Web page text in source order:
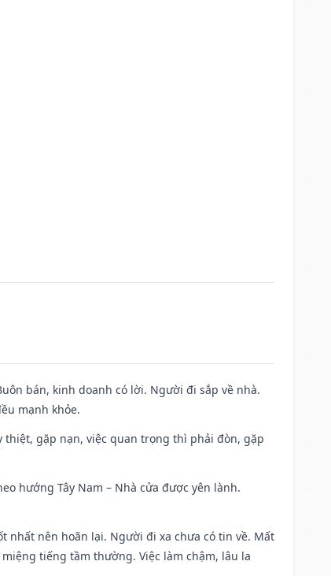
bán, kinh doanh có lời. Người đi sắp về nhà.
mạnh khỏe.
thiệt, gặp nạn, việc quan trọng thì phải đòn, gặp
hướng Tây Nam – Nhà cửa được yên lành.
nhất nên hoãn lại. Người đi xa chưa có tin về. Mất
tiếng tầm thường. Việc làm chậm, lâu la